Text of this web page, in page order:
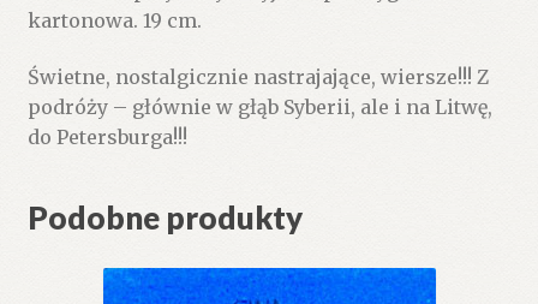
kartonowa. 19 cm.
Świetne, nostalgicznie nastrajające, wiersze!!! Z
podróży – głównie w głąb Syberii, ale i na Litwę,
do Petersburga!!!
Podobne produkty